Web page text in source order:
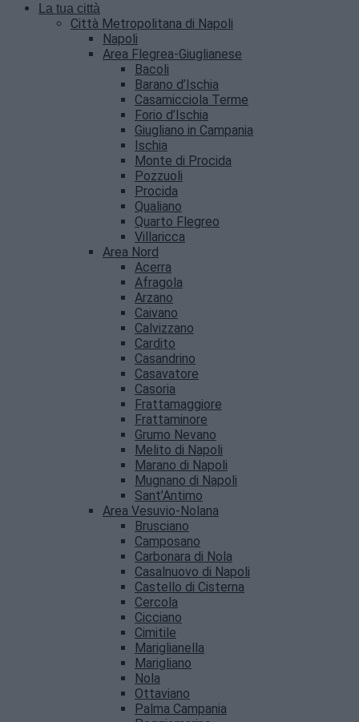
La tua città
Città Metropolitana di Napoli
Napoli
Area Flegrea-Giuglianese
Bacoli
Barano d’Ischia
Casamicciola Terme
Forio d’Ischia
Giugliano in Campania
Ischia
Monte di Procida
Pozzuoli
Procida
Qualiano
Quarto Flegreo
Villaricca
Area Nord
Acerra
Afragola
Arzano
Caivano
Calvizzano
Cardito
Casandrino
Casavatore
Casoria
Frattamaggiore
Frattaminore
Grumo Nevano
Melito di Napoli
Marano di Napoli
Mugnano di Napoli
Sant’Antimo
Area Vesuvio-Nolana
Brusciano
Camposano
Carbonara di Nola
Casalnuovo di Napoli
Castello di Cisterna
Cercola
Cicciano
Cimitile
Mariglianella
Marigliano
Nola
Ottaviano
Palma Campania